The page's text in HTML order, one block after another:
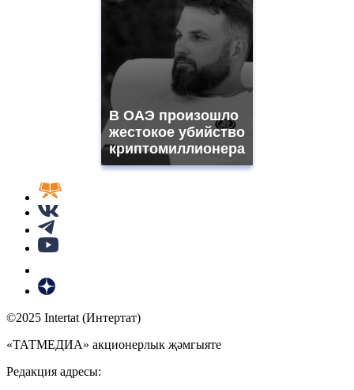
В ОАЭ произошло
жестокое убийство
криптомиллионера
©2025 Intertat (Интертат)
«ТАТМЕДИА» акционерлык җәмгыяте
Редакция адресы: